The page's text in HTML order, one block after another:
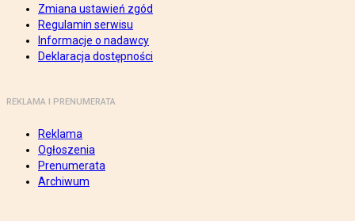
Zmiana ustawień zgód
Regulamin serwisu
Informacje o nadawcy
Deklaracja dostępności
REKLAMA I PRENUMERATA
Reklama
Ogłoszenia
Prenumerata
Archiwum